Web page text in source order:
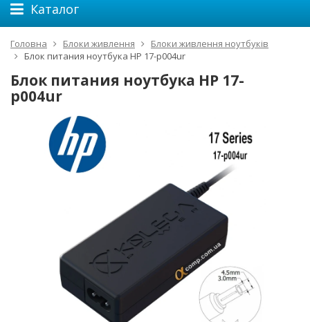
Каталог
Головна Блоки живлення
Блоки живлення ноутбуків
Блок питания ноутбука HP 17-p004ur
Блок питания ноутбука HP 17-
p004ur